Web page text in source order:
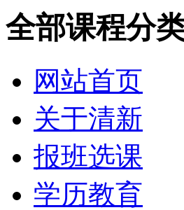
全部课程分
网站首页
关于清新
报班选课
学历教育